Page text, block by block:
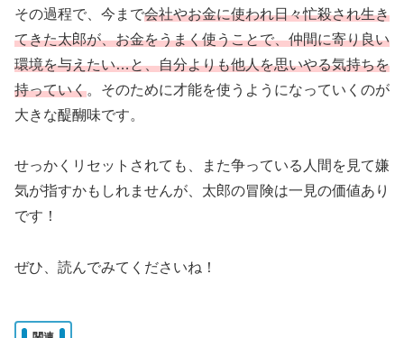
その過程で、今まで会社やお金に使われ日々忙殺され生き
てきた太郎が、お金をうまく使うことで、仲間に寄り良い
環境を与えたい…と、自分よりも他人を思いやる気持ちを
持っていく。そのために才能を使うようになっていくのが
大きな醍醐味です。
せっかくリセットされても、また争っている人間を見て嫌
気が指すかもしれませんが、太郎の冒険は一見の価値あり
です！
ぜひ、読んでみてくださいね！